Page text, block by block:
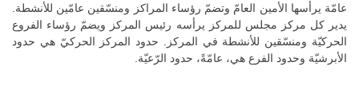
عامّة يرأسها الأمين العامّ وتضمّ رؤساء المراكز ومنسّقين عامّين للأنشطة.
يدير كل مركز مجلس للمركز يرأسه رئيس المركز ويضمّ رؤساء الفروع
الحركيّة ومنسّقين للأنشطة في المركز. حدود المركز الحركيّ هي حدود
الأبرشيّة وحدود الفرع هي، عامّةً، حدود الرّعيّة.